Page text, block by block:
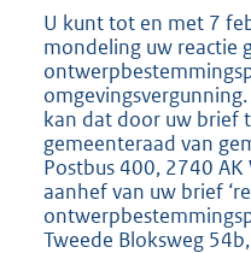
U kunt tot en met 7
mondeling uw reactie
kan dat door uw brief
gemeenteraad van
Postbus 400, 2740
aanhef van uw brief
Tweede Bloksweg